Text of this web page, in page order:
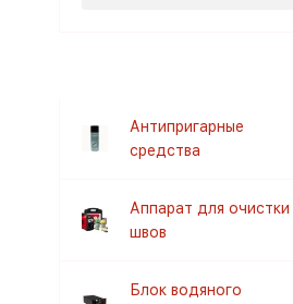
Антипригарные
средства
Аппарат для очистки
швов
Блок водяного